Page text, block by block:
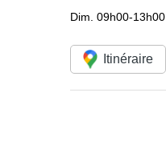
Dim. 09h00-13h00
Itinéraire